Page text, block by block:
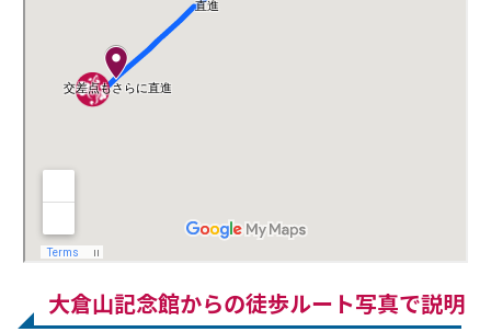
大倉山記念館からの徒歩ルート写真で説明